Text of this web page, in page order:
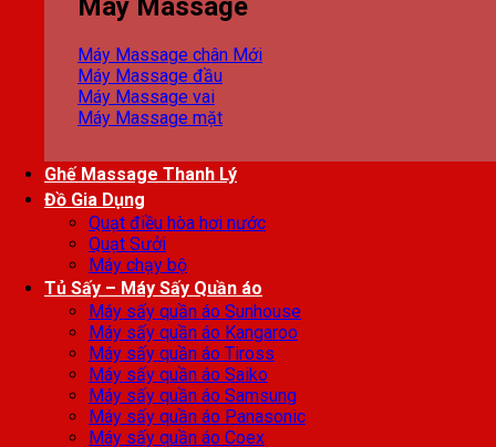
Máy Massage
Máy Massage chân
Máy Massage đầu
Máy Massage vai
Máy Massage mặt
Ghế Massage Thanh Lý
Đồ Gia Dụng
Quạt điều hòa hơi nước
Quạt Sưởi
Máy chạy bộ
Tủ Sấy – Máy Sấy Quần áo
Máy sấy quần áo Sunhouse
Máy sấy quần áo Kangaroo
Máy sấy quần áo Tiross
Máy sấy quần áo Saiko
Máy sấy quần áo Samsung
Máy sấy quần áo Panasonic
Máy sấy quần áo Coex